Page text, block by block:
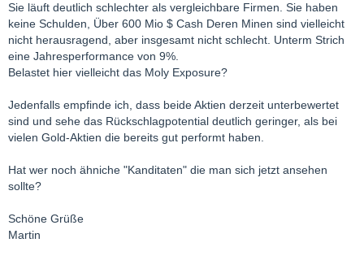
Sie läuft deutlich schlechter als vergleichbare Firmen. Sie haben
keine Schulden, Über 600 Mio $ Cash Deren Minen sind vielleicht
nicht herausragend, aber insgesamt nicht schlecht. Unterm Strich
eine Jahresperformance von 9%.
Belastet hier vielleicht das Moly Exposure?
Jedenfalls empfinde ich, dass beide Aktien derzeit unterbewertet
sind und sehe das Rückschlagpotential deutlich geringer, als bei
vielen Gold-Aktien die bereits gut performt haben.
Hat wer noch ähniche "Kanditaten" die man sich jetzt ansehen
sollte?
Schöne Grüße
Martin